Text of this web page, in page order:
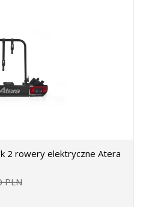
2 rowery elektryczne Atera
PLN